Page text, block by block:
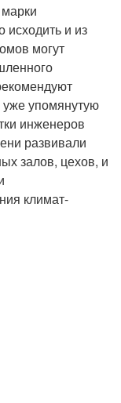
исходить и из
могут
уже упомянутую
инженеров
развивали
залов, цехов, и
климат-